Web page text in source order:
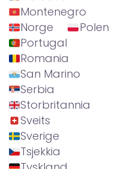
Montenegro
Norge
Polen
Portugal
Romania
San Marino
Serbia
Storbritannia
Sveits
Sverige
Tsjekkia